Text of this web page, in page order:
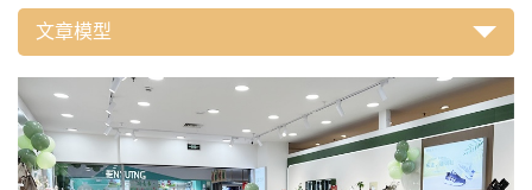
文章模型